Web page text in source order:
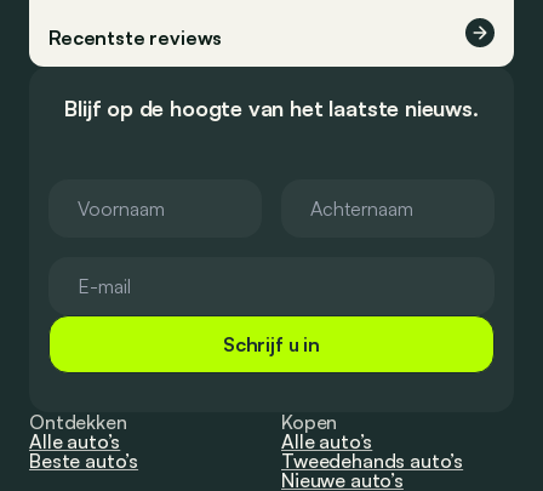
Recentste reviews
Blijf op de hoogte van het laatste nieuws.
Schrijf u in
Ontdekken
Alle auto’s
Beste auto’s
Kopen
Alle auto’s
Tweedehands auto’s
Nieuwe auto’s